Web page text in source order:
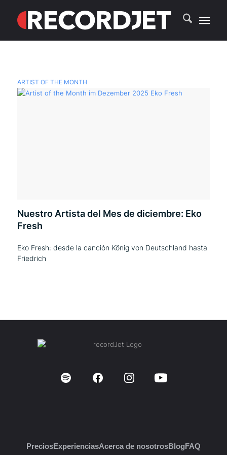
ARTIST OF THE MONTH
Nuestro Artista del Mes de diciembre: Eko
Fresh
Eko Fresh: desde la canción König von Deutschland hasta
Friedrich
PreciosExperienciasAcerca de nosotrosBlogFAQ